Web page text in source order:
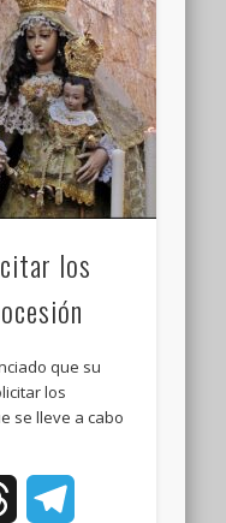
los
que su
los
se lleve a cabo
Threads